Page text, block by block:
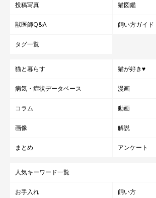
投稿写真 猫図鑑
獣医師Q&A 飼い方ガイド
タグ一覧
猫と暮らす 猫が好き♥
病気・症状データベース 漫画
コラム 動画
画像 解説
まとめ アンケート
人気キーワード一覧
お手入れ 飼い方